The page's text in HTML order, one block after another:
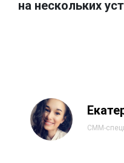
на нескольких
СММ-